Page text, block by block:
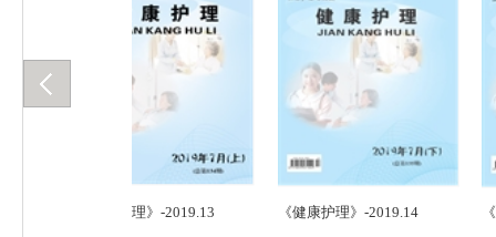
《健康护理》-2019.13 《健康护理》-2019.14 《